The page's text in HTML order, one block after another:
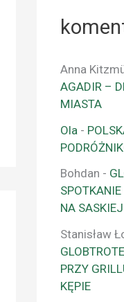
Anna
AGADIR –
MIASTA
Ola -
Bohdan -
NA
Stanisław
PRZY
KĘPIE